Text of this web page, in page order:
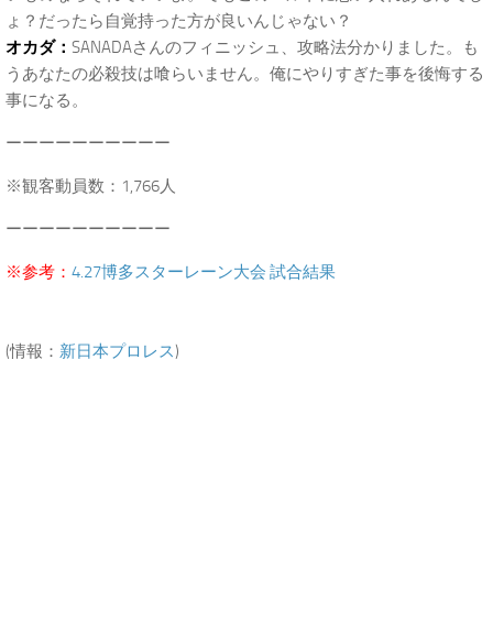
ょ？だったら自覚持った方が良いんじゃない？
オカダ： SANADAさんのフィニッシュ、攻略法分かりました。も
うあなたの必殺技は喰らいません。俺にやりすぎた事を後悔する
事になる。
ーーーーーーーーーー
※観客動員数：1,766人
ーーーーーーーーーー
※参考： 4.27博多スターレーン大会 試合結果
(情報： 新日本プロレス)